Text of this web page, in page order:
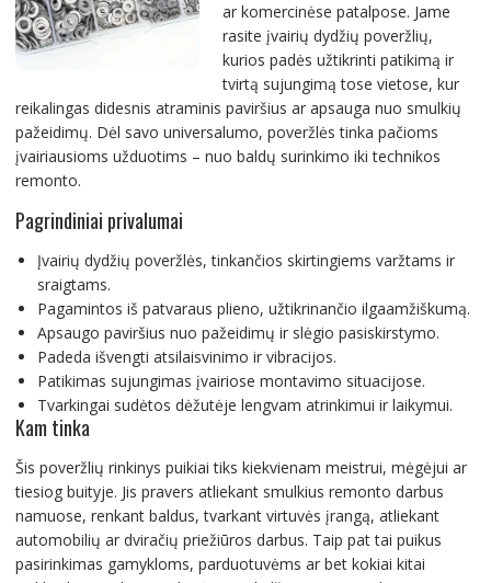
ar komercinėse patalpose. Jame
rasite įvairių dydžių poveržlių,
kurios padės užtikrinti patikimą ir
tvirtą sujungimą tose vietose, kur
reikalingas didesnis atraminis paviršius ar apsauga nuo smulkių
pažeidimų. Dėl savo universalumo, poveržlės tinka pačioms
įvairiausioms užduotims – nuo baldų surinkimo iki technikos
remonto.
Pagrindiniai privalumai
Įvairių dydžių poveržlės, tinkančios skirtingiems varžtams ir
sraigtams.
Pagamintos iš patvaraus plieno, užtikrinančio ilgaamžiškumą.
Apsaugo paviršius nuo pažeidimų ir slėgio pasiskirstymo.
Padeda išvengti atsilaisvinimo ir vibracijos.
Patikimas sujungimas įvairiose montavimo situacijose.
Tvarkingai sudėtos dėžutėje lengvam atrinkimui ir laikymui.
Kam tinka
Šis poveržlių rinkinys puikiai tiks kiekvienam meistrui, mėgėjui ar
tiesiog buityje. Jis pravers atliekant smulkius remonto darbus
namuose, renkant baldus, tvarkant virtuvės įrangą, atliekant
automobilių ar dviračių priežiūros darbus. Taip pat tai puikus
pasirinkimas gamykloms, parduotuvėms ar bet kokiai kitai